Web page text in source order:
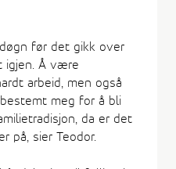
før det gikk over
igjen. Å være
arbeid, men også
meg for å bli
da er det
på, sier Teodor.